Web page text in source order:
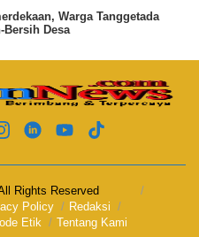
Warga Tanggetada
Bersih Desa
Rights Reserved
Policy
Redaksi
Etik Tentang Kami